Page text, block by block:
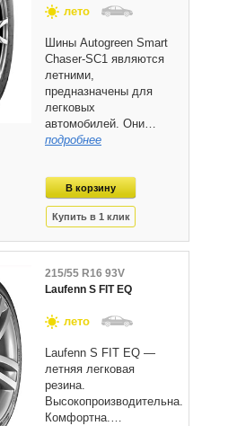
лето
Шины Autogreen Smart
Chaser-SC1 являются
летними,
предназначены для
легковых
автомобилей. Они…
подробнее
215/55 R16 93V
Laufenn S FIT EQ
лето
Laufenn S FIT EQ —
летняя легковая
резина.
Высокопроизводительна.
Комфортна.…